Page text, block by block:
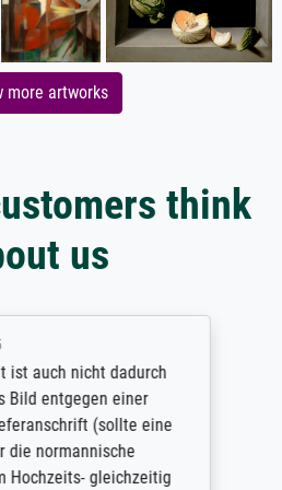
more artworks
think
us
ist auch nicht dadurch
Bild entgegen einer
(sollte eine
die normannische
Hochzeits- gleichzeitig